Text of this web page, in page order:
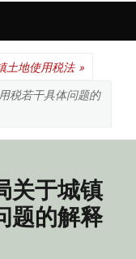
土地使用税法 »
税若干具体问题的
关于城镇
题的解释